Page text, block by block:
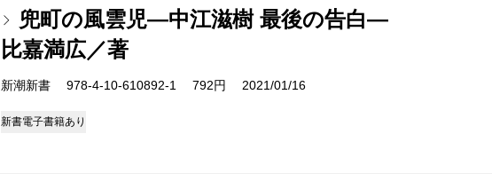
兜町の風雲児―中江滋樹 最後の告白―
比嘉満広／著
新潮新書 978-4-10-610892-1 792円 2021/01/16
新書電子書籍あり